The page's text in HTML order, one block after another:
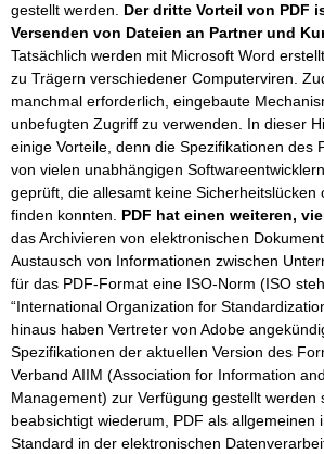
gestellt werden. Der dritte Vorteil von PDF
Versenden von Dateien an Partner und
Tatsächlich werden mit Microsoft Word
zu Trägern verschiedener Computerviren.
manchmal erforderlich, eingebaute
unbefugten Zugriff zu verwenden. In dieser
einige Vorteile, denn die Spezifikationen des
von vielen unabhängigen
geprüft, die allesamt keine Sicherheitslücken
finden konnten. PDF hat einen weiteren,
das Archivieren von elektronischen
Austausch von Informationen zwischen
für das PDF-Format eine ISO-Norm (ISO
“International Organization for
hinaus haben Vertreter von Adobe
Spezifikationen der aktuellen Version des
Verband AIIM (Association for Information
Management) zur Verfügung gestellt werden
beabsichtigt wiederum, PDF als allgemeinen
Standard in der elektronischen